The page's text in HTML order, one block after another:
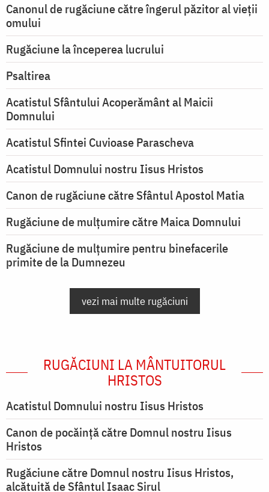
Canonul de rugăciune către îngerul păzitor al vieții
omului
Rugăciune la începerea lucrului
Psaltirea
Acatistul Sfântului Acoperământ al Maicii
Domnului
Acatistul Sfintei Cuvioase Parascheva
Acatistul Domnului nostru Iisus Hristos
Canon de rugăciune către Sfântul Apostol Matia
Rugăciune de mulţumire către Maica Domnului
Rugăciune de mulțumire pentru binefacerile
primite de la Dumnezeu
vezi mai multe rugăciuni
RUGĂCIUNI LA MÂNTUITORUL
HRISTOS
Acatistul Domnului nostru Iisus Hristos
Canon de pocăință către Domnul nostru Iisus
Hristos
Rugăciune către Domnul nostru Iisus Hristos,
alcătuită de Sfântul Isaac Sirul